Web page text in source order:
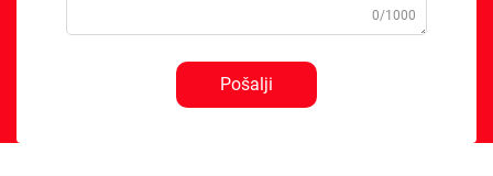
0/1000
Pošalji